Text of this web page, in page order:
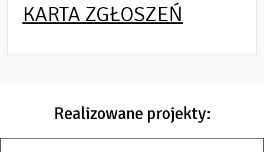
KARTA ZGŁOSZEŃ
Realizowane projekty: